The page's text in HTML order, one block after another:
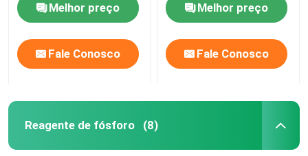
Melhor preço
Fale Conosco
Melhor preço
Fale Conosco
Reagente de fósforo (8)